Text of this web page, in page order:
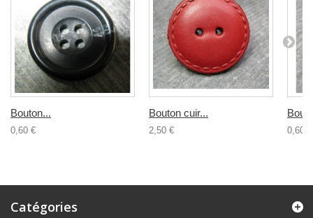
Bouton...
0,60 €
Bouton cuir...
2,50 € 0,60 €
Catégories